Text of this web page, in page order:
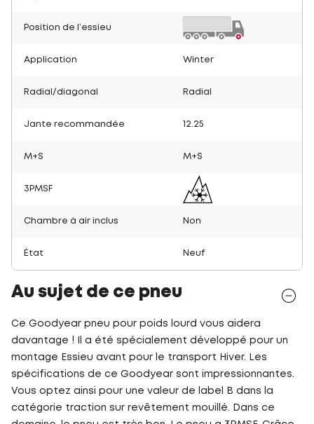
Position de l’essieu
Application Winter
Radial/diagonal Radial
Jante recommandée 12.25
M+S M+S
3PMSF
Chambre à air inclus Non
État Neuf
Au sujet de ce pneu
Ce Goodyear pneu pour poids lourd vous aidera
davantage ! Il a été spécialement développé pour un
montage Essieu avant pour le transport Hiver. Les
spécifications de ce Goodyear sont impressionnantes.
Vous optez ainsi pour une valeur de label B dans la
catégorie traction sur revêtement mouillé. Dans ce